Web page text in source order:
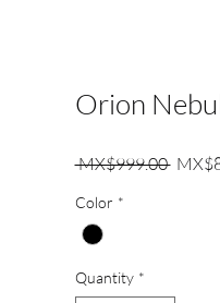
Orion
MX$999.00
Color *
Quantity *